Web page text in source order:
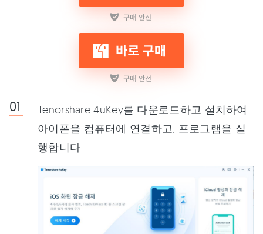
Tenorshare 4uKey를 다운로드하고 설치하여
아이폰을 컴퓨터에 연결하고, 프로그램을 실
행합니다.